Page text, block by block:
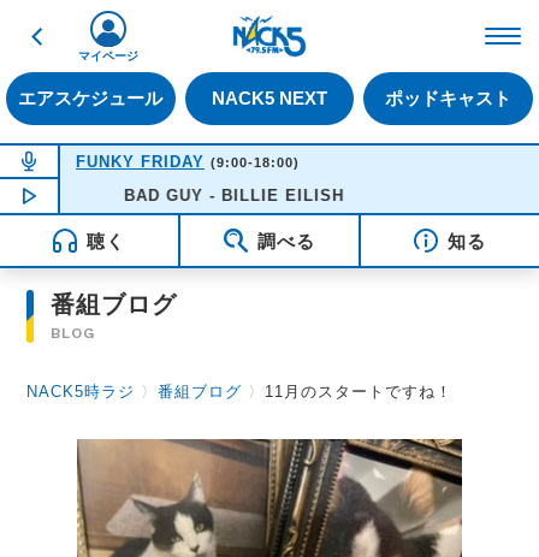
戻る
エアスケジュール NACK5 NEXT ポッドキャスト
マイページ
NOW ON AIR
FUNKY FRIDAY (9:00-18:00)
NOW PLAYING12:48
BAD GUY - BILLIE EILISH
聴く 調べる 知る
番組ブログ
BLOG
NACK5時ラジ 〉番組ブログ 〉 11月のスタートですね！